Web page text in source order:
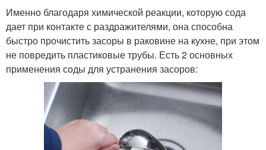
Именно благодаря химической реакции, которую сода
дает при контакте с раздражителями, она способна
быстро прочистить засоры в раковине на кухне, при этом
не повредить пластиковые трубы. Есть 2 основных
применения соды для устранения засоров: